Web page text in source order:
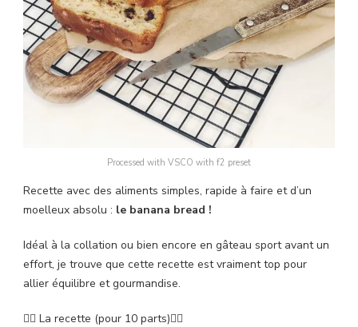
Processed with VSCO with f2 preset
Recette avec des aliments simples, rapide à faire et d’un
moelleux absolu : le banana bread !
Idéal à la collation ou bien encore en gâteau sport avant un
effort, je trouve que cette recette est vraiment top pour
allier équilibre et gourmandise.
👇🏻 La recette (pour 10 parts)👇🏻